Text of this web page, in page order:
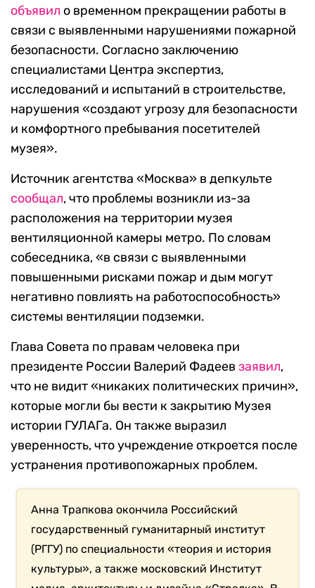
объявил о временном прекращении работы в
связи с выявленными нарушениями пожарной
безопасности. Согласно заключению
специалистами Центра экспертиз,
исследований и испытаний в строительстве,
нарушения «создают угрозу для безопасности
и комфортного пребывания посетителей
музея».
Источник агентства «Москва» в депкульте
сообщал, что проблемы возникли из-за
расположения на территории музея
вентиляционной камеры метро. По словам
собеседника, «в связи с выявленными
повышенными рисками пожар и дым могут
негативно повлиять на работоспособность»
системы вентиляции подземки.
Глава Совета по правам человека при
президенте России Валерий Фадеев заявил,
что не видит «никаких политических причин»,
которые могли бы вести к закрытию Музея
истории ГУЛАГа. Он также выразил
уверенность, что учреждение откроется после
устранения противопожарных проблем.
Анна Трапкова окончила Российский
государственный гуманитарный институт
(РГГУ) по специальности «теория и история
культуры», а также московский Институт